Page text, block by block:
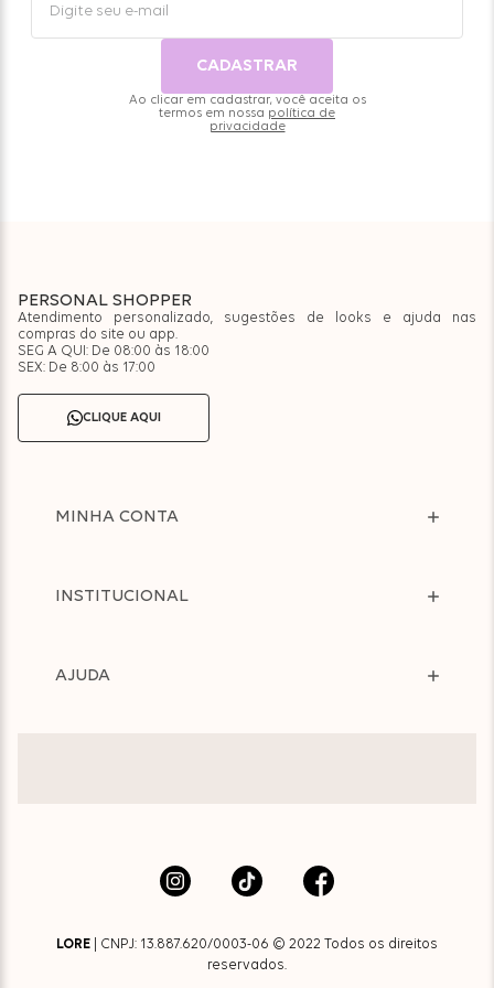
CADASTRAR
Ao clicar em cadastrar, você aceita os
termos em nossa política de
privacidade
PERSONAL SHOPPER
Atendimento personalizado, sugestões de looks e ajuda nas
compras do site ou app.
SEG A QUI: De 08:00 às 18:00
SEX: De 8:00 às 17:00
CLIQUE AQUI
MINHA CONTA
INSTITUCIONAL
AJUDA
LORE | CNPJ: 13.887.620/0003-06 © 2022 Todos os direitos
reservados.